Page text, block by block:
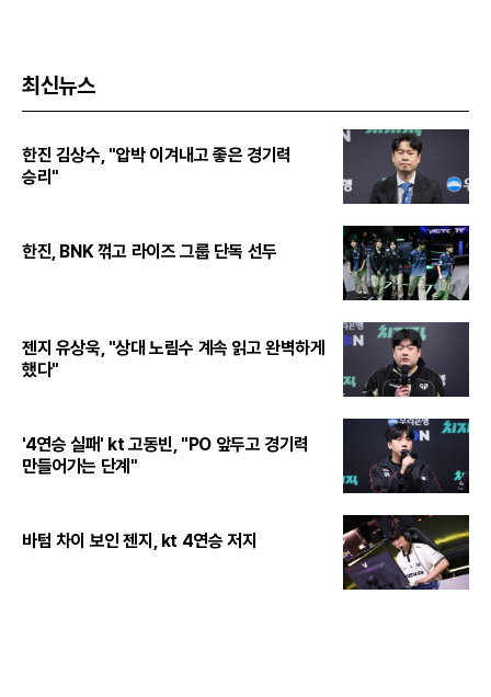
최신뉴스
한진 김상수, "압박 이겨내고 좋은 경기력
승리"
한진, BNK 꺾고 라이즈 그룹 단독 선두
젠지 유상욱, "상대 노림수 계속 읽고 완벽하게
했다"
'4연승 실패' kt 고동빈, "PO 앞두고 경기력
만들어가는 단계"
바텀 차이 보인 젠지, kt 4연승 저지